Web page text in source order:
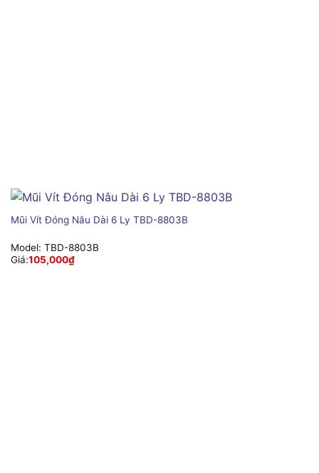
Mũi Vít Đóng Nâu Dài 6 Ly TBD-8803B
Model: TBD-8803B
Giá:105,000₫